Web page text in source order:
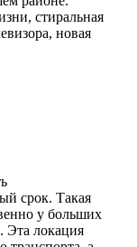
стиральная
новая
срок. Такая
у больших
локация